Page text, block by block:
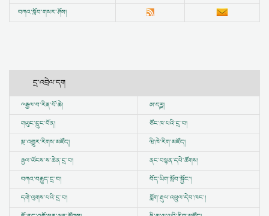
བཀའ་སློབ་གསར་ཤོས།
དྲ་འབྲེལ་དག
ྋརྒྱལ་བ་རིན་པོ་ཆེ།
ཨ་དཪྴ།
གཡུང་དྲུང་བོན།
ཙོང་ཁ་པའི་དྲ་བ།
སྔ་འགྱུར་རིགས་མཛོད།
ཝི་ཁེ་རིག་མཛོད།
རྒྱལ་ཡོངས་ས་ཆེན་དྲ་བ།
ནང་བསྟན་དཔེ་ཚོགས།
བཀའ་བརྒྱུད་དྲ་བ།
བོད་ཡིག་སློབ་སྦྱོང་།
དགེ་ལུགས་པའི་དྲ་བ།
གློག་རྡུལ་འཕྲུལ་དེབ་ཁང་།